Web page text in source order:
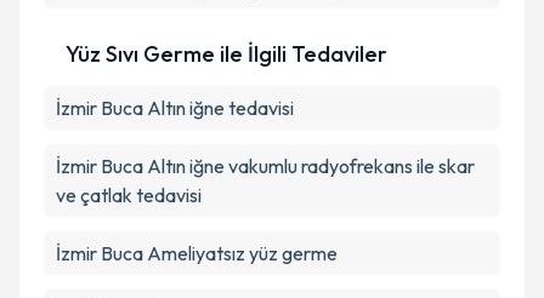
Yüz Sıvı Germe ile İlgili Tedaviler
İzmir Buca Altın iğne tedavisi
İzmir Buca Altın iğne vakumlu radyofrekans ile skar
ve çatlak tedavisi
İzmir Buca Ameliyatsız yüz germe